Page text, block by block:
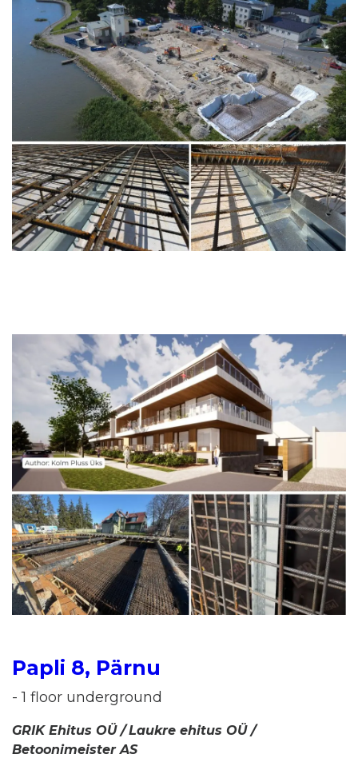
Papli 8, Pärnu
- 1 floor underground
GRIK Ehitus OÜ / Laukre ehitus OÜ /
Betoonimeister AS